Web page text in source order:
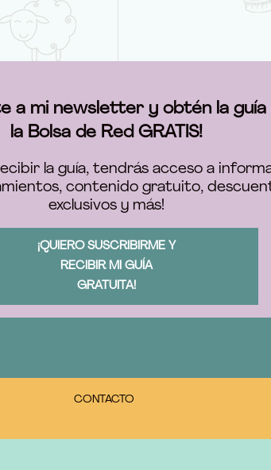
a mi newsletter y obtén la guía
la Bolsa de Red GRATIS!
la guía, tendrás acceso a
contenido gratuito,
exclusivos y más!
¡QUIERO SUSCRIBIRME Y
RECIBIR MI GUÍA
GRATUITA!
CONTACTO